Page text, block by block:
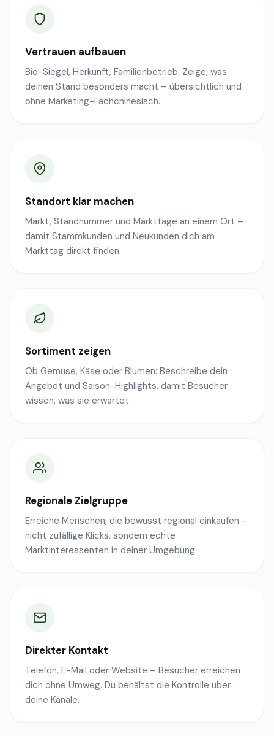
Vertrauen aufbauen
Bio-Siegel, Herkunft, Familienbetrieb: Zeige, was
deinen Stand besonders macht – übersichtlich und
ohne Marketing-Fachchinesisch.
Standort klar machen
Markt, Standnummer und Markttage an einem Ort –
damit Stammkunden und Neukunden dich am
Markttag direkt finden.
Sortiment zeigen
Ob Gemüse, Käse oder Blumen: Beschreibe dein
Angebot und Saison-Highlights, damit Besucher
wissen, was sie erwartet.
Regionale Zielgruppe
Erreiche Menschen, die bewusst regional einkaufen –
nicht zufällige Klicks, sondern echte
Marktinteressenten in deiner Umgebung.
Direkter Kontakt
Telefon, E-Mail oder Website – Besucher erreichen
dich ohne Umweg. Du behältst die Kontrolle über
deine Kanäle.